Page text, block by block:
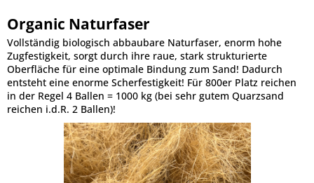
Organic Naturfaser
Vollständig biologisch abbaubare Naturfaser, enorm hohe
Zugfestigkeit, sorgt durch ihre raue, stark strukturierte
Oberfläche für eine optimale Bindung zum Sand! Dadurch
entsteht eine enorme Scherfestigkeit! Für 800er Platz reichen
in der Regel 4 Ballen = 1000 kg (bei sehr gutem Quarzsand
reichen i.d.R. 2 Ballen)!